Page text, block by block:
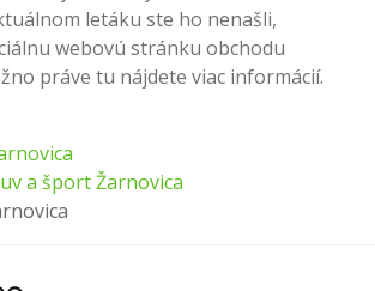
letáku ste ho nenašli,
webovú stránku obchodu
práve tu nájdete viac informácií.
a šport Žarnovica